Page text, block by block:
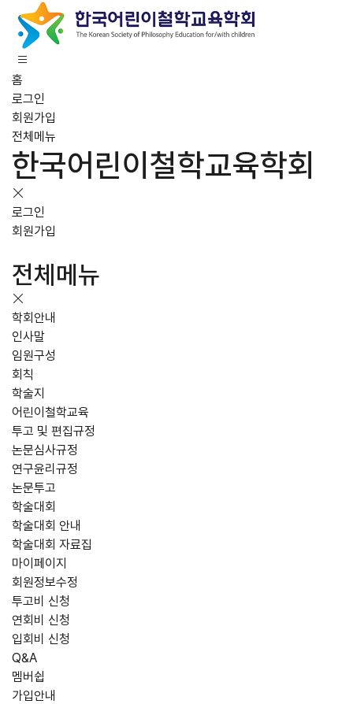
홈
로그인
회원가입
전체메뉴
한국어린이철학교육학회
로그인
회원가입
전체메뉴
학회안내
인사말
임원구성
회칙
학술지
어린이철학교육
투고 및 편집규정
논문심사규정
연구윤리규정
논문투고
학술대회
학술대회 안내
학술대회 자료집
마이페이지
회원정보수정
투고비 신청
연회비 신청
입회비 신청
Q&A
멤버쉽
가입안내